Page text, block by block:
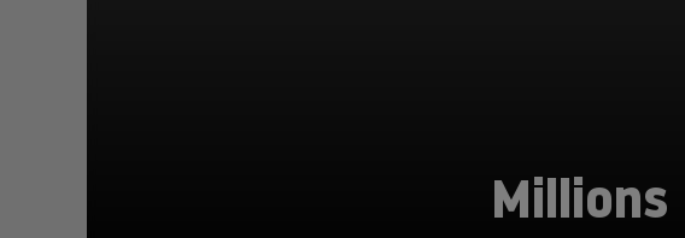
Millions